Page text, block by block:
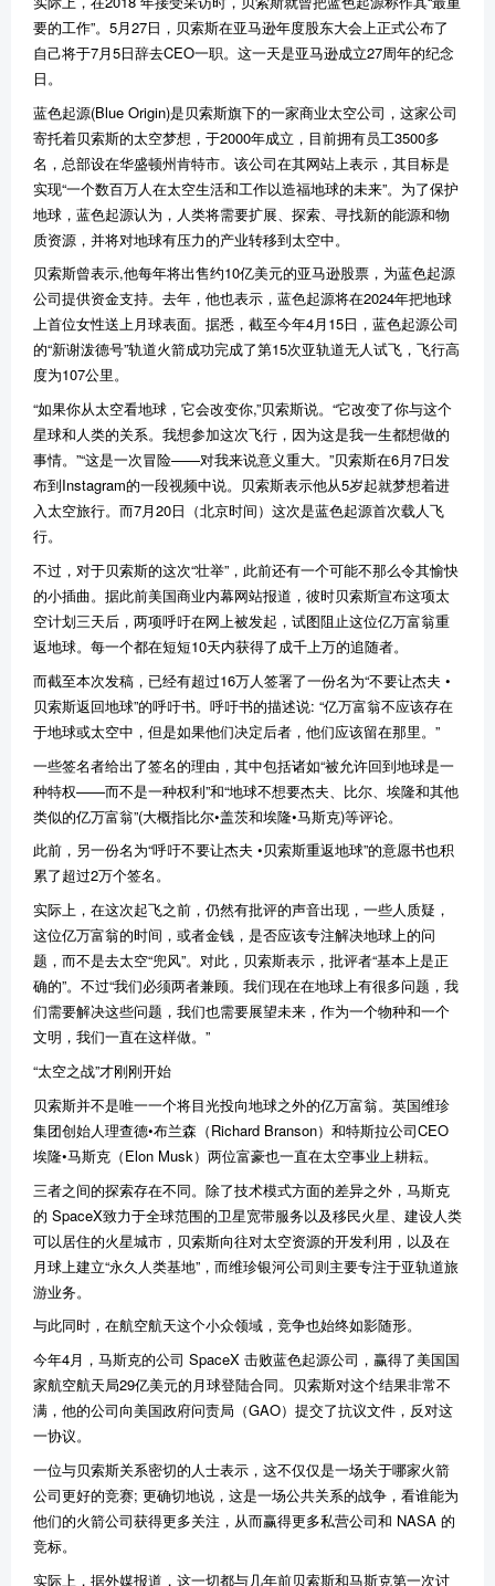
要的工作”。5月27日，贝索斯在亚马逊年度股东大会上正式公布了
自己将于7月5日辞去CEO一职。这一天是亚马逊成立27周年的纪念
日。
蓝色起源(Blue Origin)是贝索斯旗下的一家商业太空公司，这家公司
寄托着贝索斯的太空梦想，于2000年成立，目前拥有员工3500多
名，总部设在华盛顿州肯特市。该公司在其网站上表示，其目标是
实现“一个数百万人在太空生活和工作以造福地球的未来”。为了保护
地球，蓝色起源认为，人类将需要扩展、探索、寻找新的能源和物
质资源，并将对地球有压力的产业转移到太空中。
贝索斯曾表示,他每年将出售约10亿美元的亚马逊股票，为蓝色起源
公司提供资金支持。去年，他也表示，蓝色起源将在2024年把地球
上首位女性送上月球表面。据悉，截至今年4月15日，蓝色起源公司
的“新谢泼德号”轨道火箭成功完成了第15次亚轨道无人试飞，飞行高
度为107公里。
“如果你从太空看地球，它会改变你,”贝索斯说。“它改变了你与这个
星球和人类的关系。我想参加这次飞行，因为这是我一生都想做的
事情。”“这是一次冒险——对我来说意义重大。”贝索斯在6月7日发
布到Instagram的一段视频中说。贝索斯表示他从5岁起就梦想着进
入太空旅行。而7月20日（北京时间）这次是蓝色起源首次载人飞
行。
不过，对于贝索斯的这次“壮举”，此前还有一个可能不那么令其愉快
的小插曲。据此前美国商业内幕网站报道，彼时贝索斯宣布这项太
空计划三天后，两项呼吁在网上被发起，试图阻止这位亿万富翁重
返地球。每一个都在短短10天内获得了成千上万的追随者。
而截至本次发稿，已经有超过16万人签署了一份名为“不要让杰夫 •
贝索斯返回地球”的呼吁书。呼吁书的描述说: “亿万富翁不应该存在
于地球或太空中，但是如果他们决定后者，他们应该留在那里。”
一些签名者给出了签名的理由，其中包括诸如“被允许回到地球是一
种特权——而不是一种权利”和“地球不想要杰夫、比尔、埃隆和其他
类似的亿万富翁”(大概指比尔•盖茨和埃隆•马斯克)等评论。
此前，另一份名为“呼吁不要让杰夫 •贝索斯重返地球”的意愿书也积
累了超过2万个签名。
实际上，在这次起飞之前，仍然有批评的声音出现，一些人质疑，
这位亿万富翁的时间，或者金钱，是否应该专注解决地球上的问
题，而不是去太空“兜风”。对此，贝索斯表示，批评者“基本上是正
确的”。不过“我们必须两者兼顾。我们现在在地球上有很多问题，我
们需要解决这些问题，我们也需要展望未来，作为一个物种和一个
文明，我们一直在这样做。”
“太空之战”才刚刚开始
贝索斯并不是唯一一个将目光投向地球之外的亿万富翁。英国维珍
集团创始人理查德•布兰森（Richard Branson）和特斯拉公司CEO
埃隆•马斯克（Elon Musk）两位富豪也一直在太空事业上耕耘。
三者之间的探索存在不同。除了技术模式方面的差异之外，马斯克
的 SpaceX致力于全球范围的卫星宽带服务以及移民火星、建设人类
可以居住的火星城市，贝索斯向往对太空资源的开发利用，以及在
月球上建立“永久人类基地”，而维珍银河公司则主要专注于亚轨道旅
游业务。
与此同时，在航空航天这个小众领域，竞争也始终如影随形。
今年4月，马斯克的公司 SpaceX 击败蓝色起源公司，赢得了美国国
家航空航天局29亿美元的月球登陆合同。贝索斯对这个结果非常不
满，他的公司向美国政府问责局（GAO）提交了抗议文件，反对这
一协议。
一位与贝索斯关系密切的人士表示，这不仅仅是一场关于哪家火箭
公司更好的竞赛; 更确切地说，这是一场公共关系的战争，看谁能为
他们的火箭公司获得更多关注，从而赢得更多私营公司和 NASA 的
竞标。
实际上，据外媒报道，这一切都与几年前贝索斯和马斯克第一次讨